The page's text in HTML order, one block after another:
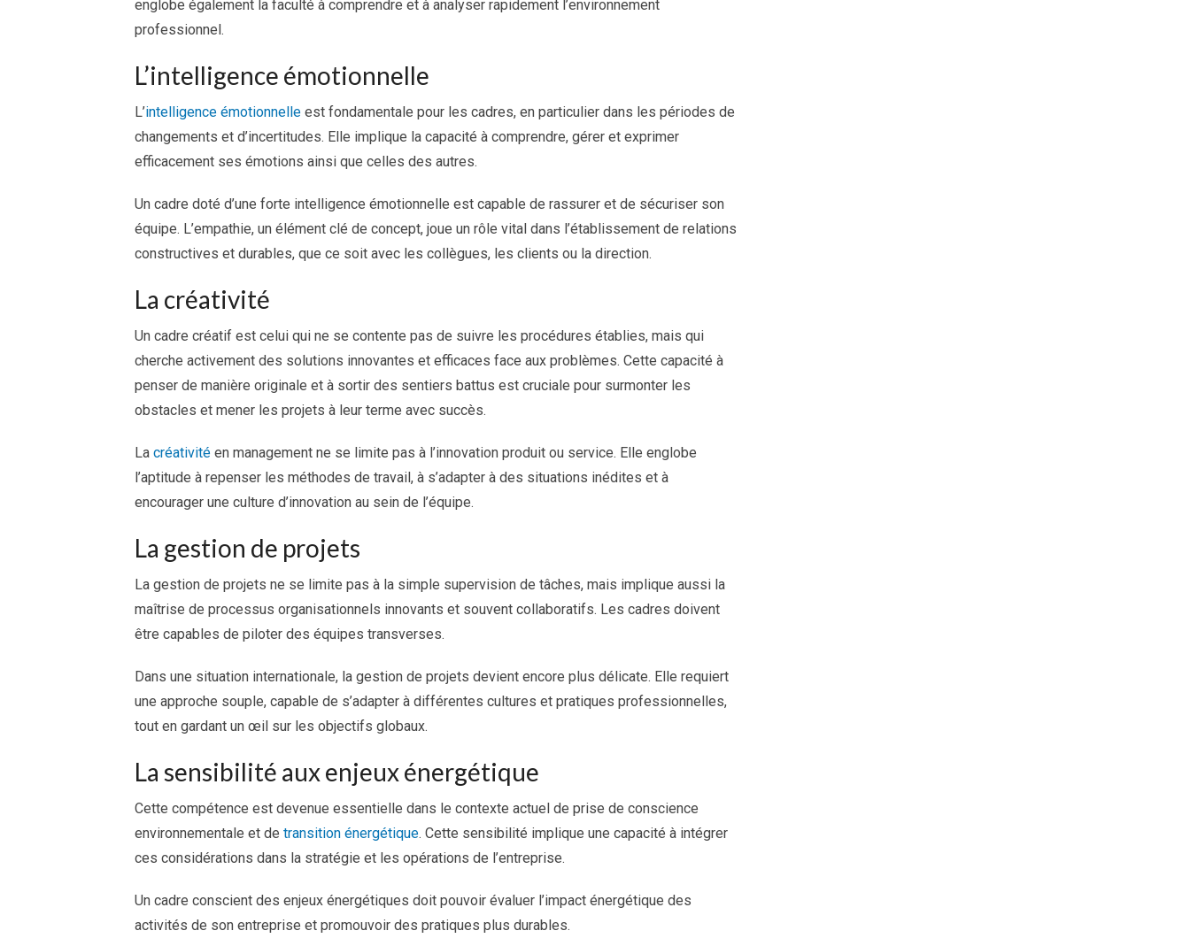
englobe également la faculté à comprendre et à analyser rapidement l’environnement
professionnel.
L’intelligence émotionnelle
L’intelligence émotionnelle est fondamentale pour les cadres, en particulier dans les périodes de
changements et d’incertitudes. Elle implique la capacité à comprendre, gérer et exprimer
efficacement ses émotions ainsi que celles des autres.
Un cadre doté d’une forte intelligence émotionnelle est capable de rassurer et de sécuriser son
équipe. L’empathie, un élément clé de concept, joue un rôle vital dans l’établissement de relations
constructives et durables, que ce soit avec les collègues, les clients ou la direction.
La créativité
Un cadre créatif est celui qui ne se contente pas de suivre les procédures établies, mais qui
cherche activement des solutions innovantes et efficaces face aux problèmes. Cette capacité à
penser de manière originale et à sortir des sentiers battus est cruciale pour surmonter les
obstacles et mener les projets à leur terme avec succès.
La créativité en management ne se limite pas à l’innovation produit ou service. Elle englobe
l’aptitude à repenser les méthodes de travail, à s’adapter à des situations inédites et à
encourager une culture d’innovation au sein de l’équipe.
La gestion de projets
La gestion de projets ne se limite pas à la simple supervision de tâches, mais implique aussi la
maîtrise de processus organisationnels innovants et souvent collaboratifs. Les cadres doivent
être capables de piloter des équipes transverses.
Dans une situation internationale, la gestion de projets devient encore plus délicate. Elle requiert
une approche souple, capable de s’adapter à différentes cultures et pratiques professionnelles,
tout en gardant un œil sur les objectifs globaux.
La sensibilité aux enjeux énergétique
Cette compétence est devenue essentielle dans le contexte actuel de prise de conscience
environnementale et de transition énergétique. Cette sensibilité implique une capacité à intégrer
ces considérations dans la stratégie et les opérations de l’entreprise.
Un cadre conscient des enjeux énergétiques doit pouvoir évaluer l’impact énergétique des
activités de son entreprise et promouvoir des pratiques plus durables.